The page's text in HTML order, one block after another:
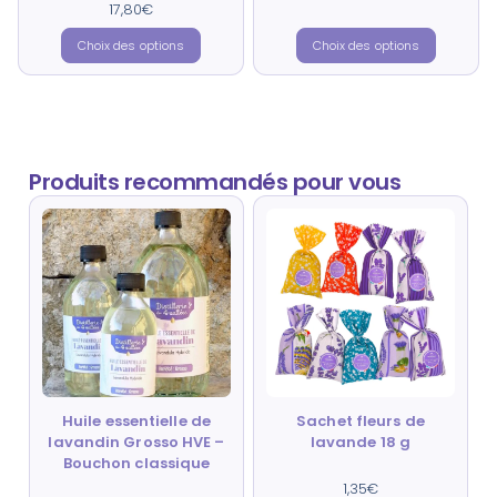
Note
5.00
17,80€
Choix des options Choix des options
Produits recommandés pour vous
Huile essentielle de
lavandin Grosso HVE –
Bouchon classique
Sachet fleurs de
lavande 18 g
Note
4.88
1,35€